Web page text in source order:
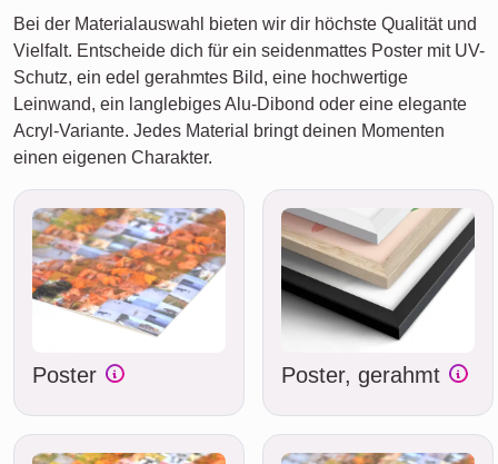
Bei der Materialauswahl bieten wir dir höchste Qualität und
Vielfalt. Entscheide dich für ein seidenmattes Poster mit UV-
Schutz, ein edel gerahmtes Bild, eine hochwertige
Leinwand, ein langlebiges Alu-Dibond oder eine elegante
Acryl-Variante. Jedes Material bringt deinen Momenten
einen eigenen Charakter.
Poster Poster, gerahmt